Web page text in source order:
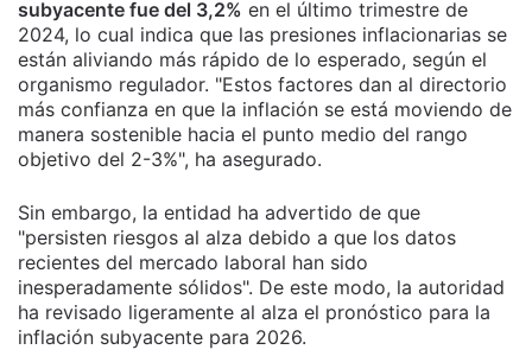
subyacente fue del 3,2% en el último trimestre de
2024, lo cual indica que las presiones inflacionarias se
están aliviando más rápido de lo esperado, según el
organismo regulador. "Estos factores dan al directorio
más confianza en que la inflación se está moviendo de
manera sostenible hacia el punto medio del rango
objetivo del 2-3%", ha asegurado.
Sin embargo, la entidad ha advertido de que
"persisten riesgos al alza debido a que los datos
recientes del mercado laboral han sido
inesperadamente sólidos". De este modo, la autoridad
ha revisado ligeramente al alza el pronóstico para la
inflación subyacente para 2026.